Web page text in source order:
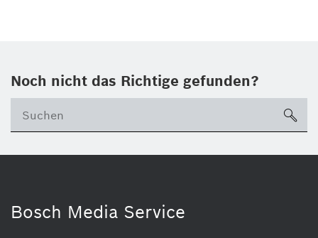
Noch nicht das Richtige gefunden?
Bosch Media Service